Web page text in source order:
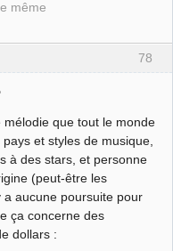
même
78
que tout le monde
et styles de musique,
à des stars, et personne
(peut-être les
a aucune poursuite pour
ça concerne des
dollars :